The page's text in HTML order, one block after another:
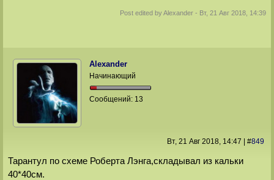
Post edited byAlexander - Вт, 21 Авг 2018, 14:39
Alexander
Начинающий
Сообщений: 13
Вт, 21 Авг 2018, 14:47 #849
Тарантул по схеме Роберта Лэнга,складывал из кальки
40*40см.